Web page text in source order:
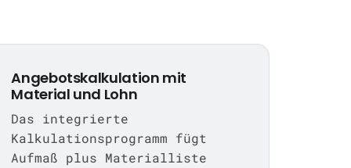
Angebotskalkulation mit
Material und Lohn
Das integrierte
Kalkulationsprogramm fügt
Aufmaß plus Materialliste